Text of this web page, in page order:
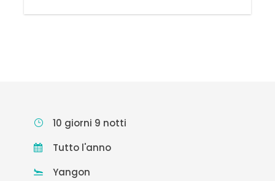
10 giorni 9 notti
Tutto l'anno
Yangon